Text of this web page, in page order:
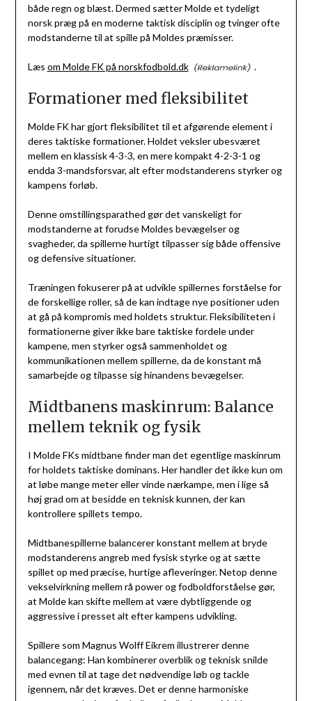
både regn og blæst. Dermed sætter Molde et tydeligt
norsk præg på en moderne taktisk disciplin og tvinger ofte
modstanderne til at spille på Moldes præmisser.
Læs om Molde FK på norskfodbold.dk .
Formationer med fleksibilitet
Molde FK har gjort fleksibilitet til et afgørende element i
deres taktiske formationer. Holdet veksler ubesværet
mellem en klassisk 4-3-3, en mere kompakt 4-2-3-1 og
endda 3-mandsforsvar, alt efter modstanderens styrker og
kampens forløb.
Denne omstillingsparathed gør det vanskeligt for
modstanderne at forudse Moldes bevægelser og
svagheder, da spillerne hurtigt tilpasser sig både offensive
og defensive situationer.
Træningen fokuserer på at udvikle spillernes forståelse for
de forskellige roller, så de kan indtage nye positioner uden
at gå på kompromis med holdets struktur. Fleksibiliteten i
formationerne giver ikke bare taktiske fordele under
kampene, men styrker også sammenholdet og
kommunikationen mellem spillerne, da de konstant må
samarbejde og tilpasse sig hinandens bevægelser.
Midtbanens maskinrum: Balance
mellem teknik og fysik
I Molde FKs midtbane finder man det egentlige maskinrum
for holdets taktiske dominans. Her handler det ikke kun om
at løbe mange meter eller vinde nærkampe, men i lige så
høj grad om at besidde en teknisk kunnen, der kan
kontrollere spillets tempo.
Midtbanespillerne balancerer konstant mellem at bryde
modstanderens angreb med fysisk styrke og at sætte
spillet op med præcise, hurtige afleveringer. Netop denne
vekselvirkning mellem rå power og fodboldforståelse gør,
at Molde kan skifte mellem at være dybtliggende og
aggressive i presset alt efter kampens udvikling.
Spillere som Magnus Wolff Eikrem illustrerer denne
balancegang: Han kombinerer overblik og teknisk snilde
med evnen til at tage det nødvendige løb og tackle
igennem, når det kræves. Det er denne harmoniske